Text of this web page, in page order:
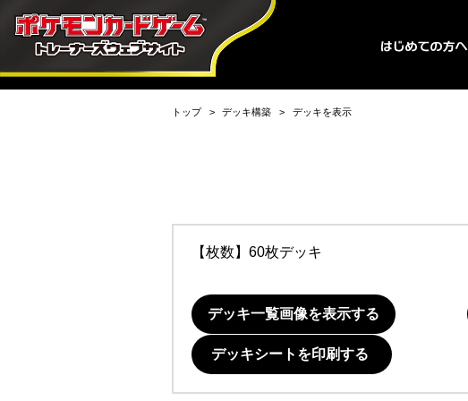
トップ デッキ構築 デッキを表示
【枚数】60枚デッキ
デッキ一覧画像を表示する
デッキシートを印刷する